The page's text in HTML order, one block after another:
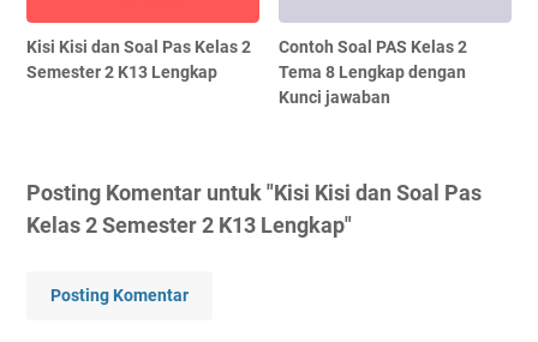
Kisi Kisi dan Soal Pas Kelas 2
Semester 2 K13 Lengkap
Contoh Soal PAS Kelas 2
Tema 8 Lengkap dengan
Kunci jawaban
Posting Komentar untuk "Kisi Kisi dan Soal Pas
Kelas 2 Semester 2 K13 Lengkap"
Posting Komentar